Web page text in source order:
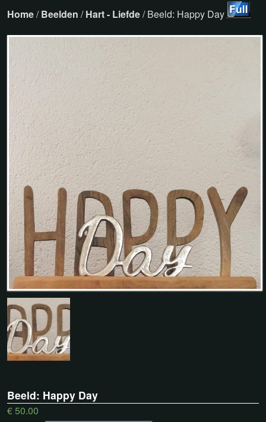
Home/Beelden /Hart - Liefde/ Beeld: Happy Day
Beeld: Happy Day
€50.00